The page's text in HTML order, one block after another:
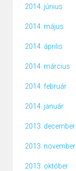
2014. június
2014. május
2014. április
2014. március
2014. február
2014. január
2013. december
2013. november
2013. október